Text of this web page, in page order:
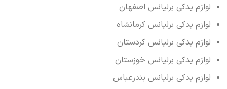
لوازم یدکی برلیانس اصفهان
لوازم یدکی برلیانس کرمانشاه
لوازم یدکی برلیانس کردستان
لوازم یدکی برلیانس خوزستان
لوازم یدکی برلیانس بندرعباس